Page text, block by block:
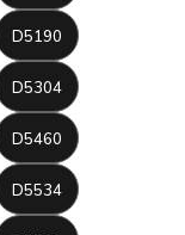
D5190
D5304
D5460
D5534